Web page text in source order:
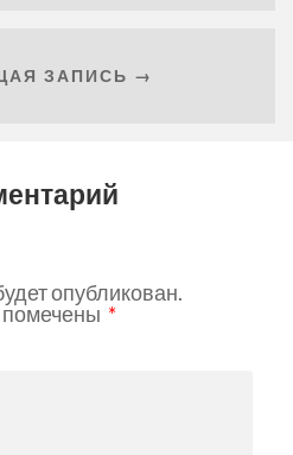
ЗАПИСЬ →
опубликован.
*